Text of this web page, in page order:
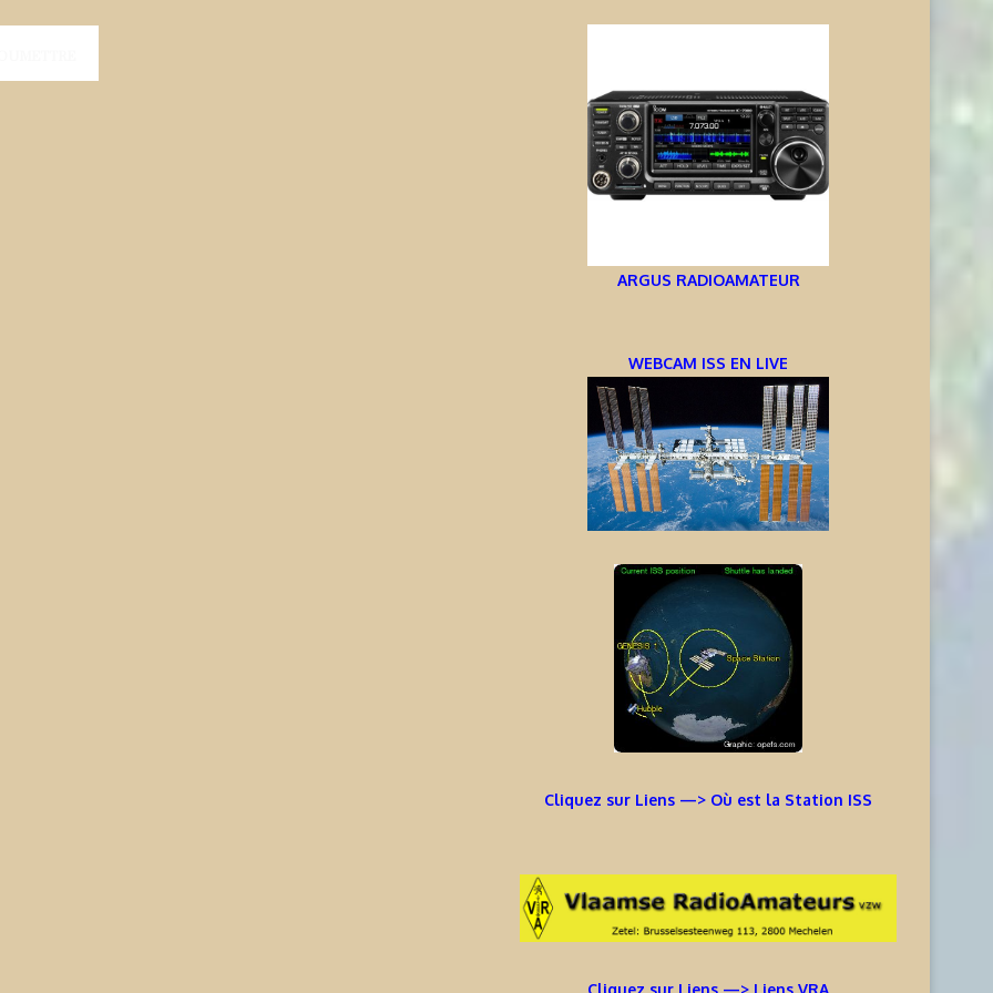
ARGUS RADIOAMATEUR
WEBCAM ISS EN LIVE
Cliquez sur Liens —> Où est la Station ISS